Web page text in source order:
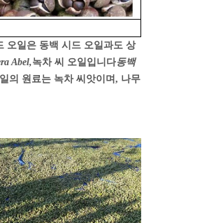
오일은 동백 시드 오일과도 상
Abel,녹차 씨 오일입니다동백
의 원료는 녹차 씨앗이며, 나무